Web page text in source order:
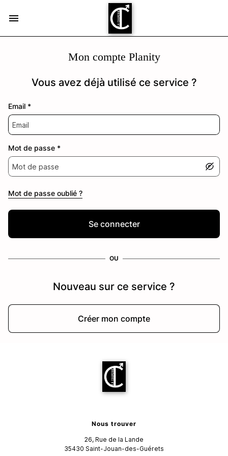
Mon compte Planity
Vous avez déjà utilisé ce service ?
Email *
Mot de passe *
Se connecter
Mot de passe oublié ?
OU
Nouveau sur ce service ?
Créer mon compte
Nous trouver
26, Rue de la Lande
35430 Saint-Jouan-des-Guérets